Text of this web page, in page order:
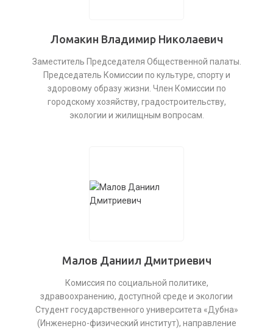
Ломакин Владимир Николаевич
Заместитель Председателя Общественной палаты.
Председатель Комиссии по культуре, спорту и
здоровому образу жизни. Член Комиссии по
городскому хозяйству, градостроительству,
экологии и жилищным вопросам.
Малов Даниил Дмитриевич
Комиссия по социальной политике,
здравоохранению, доступной среде и экологии
Студент государственного университета «Дубна»
(Инженерно-физический институт), направление